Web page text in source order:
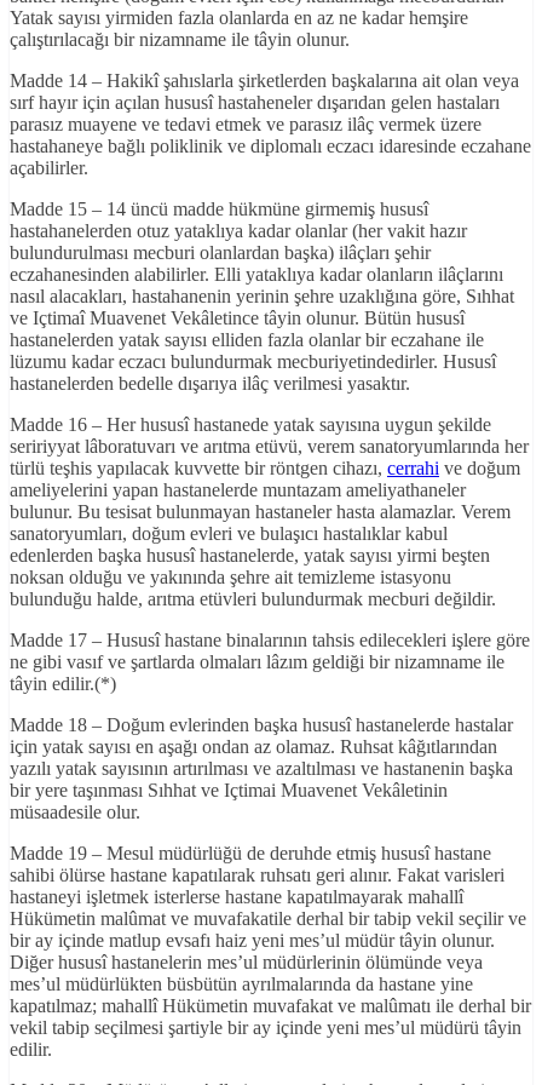
Yatak sayısı yirmiden fazla olanlarda en az ne kadar hemşire
çalıştırılacağı bir nizamname ile tâyin olunur.
Madde 14 – Hakikî şahıslarla şirketlerden başkalarına ait olan veya
sırf hayır için açılan hususî hastaheneler dışarıdan gelen hastaları
parasız muayene ve tedavi etmek ve parasız ilâç vermek üzere
hastahaneye bağlı poliklinik ve diplomalı eczacı idaresinde eczahane
açabilirler.
Madde 15 – 14 üncü madde hükmüne girmemiş hususî
hastahanelerden otuz yataklıya kadar olanlar (her vakit hazır
bulundurulması mecburi olanlardan başka) ilâçları şehir
eczahanesinden alabilirler. Elli yataklıya kadar olanların ilâçlarını
nasıl alacakları, hastahanenin yerinin şehre uzaklığına göre, Sıhhat
ve Içtimaî Muavenet Vekâletince tâyin olunur. Bütün hususî
hastanelerden yatak sayısı elliden fazla olanlar bir eczahane ile
lüzumu kadar eczacı bulundurmak mecburiyetindedirler. Hususî
hastanelerden bedelle dışarıya ilâç verilmesi yasaktır.
Madde 16 – Her hususî hastanede yatak sayısına uygun şekilde
seririyyat lâboratuvarı ve arıtma etüvü, verem sanatoryumlarında her
türlü teşhis yapılacak kuvvette bir röntgen cihazı, cerrahi ve doğum
ameliyelerini yapan hastanelerde muntazam ameliyathaneler
bulunur. Bu tesisat bulunmayan hastaneler hasta alamazlar. Verem
sanatoryumları, doğum evleri ve bulaşıcı hastalıklar kabul
edenlerden başka hususî hastanelerde, yatak sayısı yirmi beşten
noksan olduğu ve yakınında şehre ait temizleme istasyonu
bulunduğu halde, arıtma etüvleri bulundurmak mecburi değildir.
Madde 17 – Hususî hastane binalarının tahsis edilecekleri işlere göre
ne gibi vasıf ve şartlarda olmaları lâzım geldiği bir nizamname ile
tâyin edilir.(*)
Madde 18 – Doğum evlerinden başka hususî hastanelerde hastalar
için yatak sayısı en aşağı ondan az olamaz. Ruhsat kâğıtlarından
yazılı yatak sayısının artırılması ve azaltılması ve hastanenin başka
bir yere taşınması Sıhhat ve Içtimai Muavenet Vekâletinin
müsaadesile olur.
Madde 19 – Mesul müdürlüğü de deruhde etmiş hususî hastane
sahibi ölürse hastane kapatılarak ruhsatı geri alınır. Fakat varisleri
hastaneyi işletmek isterlerse hastane kapatılmayarak mahallî
Hükümetin malûmat ve muvafakatile derhal bir tabip vekil seçilir ve
bir ay içinde matlup evsafı haiz yeni mes’ul müdür tâyin olunur.
Diğer hususî hastanelerin mes’ul müdürlerinin ölümünde veya
mes’ul müdürlükten büsbütün ayrılmalarında da hastane yine
kapatılmaz; mahallî Hükümetin muvafakat ve malûmatı ile derhal bir
vekil tabip seçilmesi şartiyle bir ay içinde yeni mes’ul müdürü tâyin
edilir.